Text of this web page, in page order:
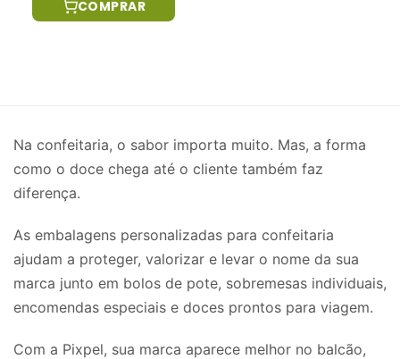
COMPRAR
Na confeitaria, o sabor importa muito. Mas, a forma
como o doce chega até o cliente também faz
diferença.
As embalagens personalizadas para confeitaria
ajudam a proteger, valorizar e levar o nome da sua
marca junto em bolos de pote, sobremesas individuais,
encomendas especiais e doces prontos para viagem.
Com a Pixpel, sua marca aparece melhor no balcão,